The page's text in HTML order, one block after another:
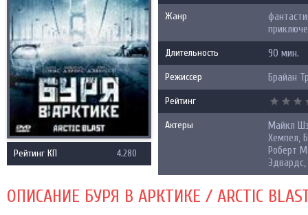
Рейтинг КП 4.280
Жанр
Длительность 90 мин.
Режиссер Брайан
Рейтинг
Актеры
Майкл
Хемпел,
Роберт
ОПИСАНИЕ БУРЯ В АРКТИКЕ / ARCTIC